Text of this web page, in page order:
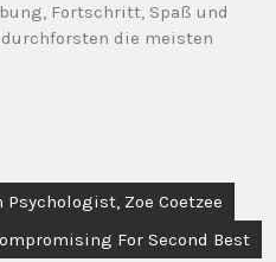
Fortschritt, Spaß und
die meisten
Zoe Coetzee
For Second Best